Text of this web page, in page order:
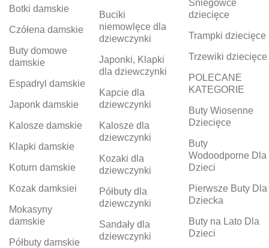
Botki damskie
Czółena damskie
Buty domowe
damskie
Espadryl damskie
Japonk damskie
Kalosze damskie
Klapki damskie
Koturn damskie
Kozak damksiei
Mokasyny
damskie
Półbuty damskie
Buciki
niemowlęce dla
dziewczynki
Japonki, Klapki
dla dziewczynki
Kapcie dla
dziewczynki
Kalosze dla
dziewczynki
Kozaki dla
dziewczynki
Półbuty dla
dziewczynki
Sandały dla
dziewczynki
Śniegowce
dziecięce
Trampki dziecięce
Trzewiki dziecięce
POLECANE
KATEGORIE
Buty Wiosenne
Dziecięce
Buty
Wodoodporne Dla
Dzieci
Pierwsze Buty Dla
Dziecka
Buty na Lato Dla
Dzieci